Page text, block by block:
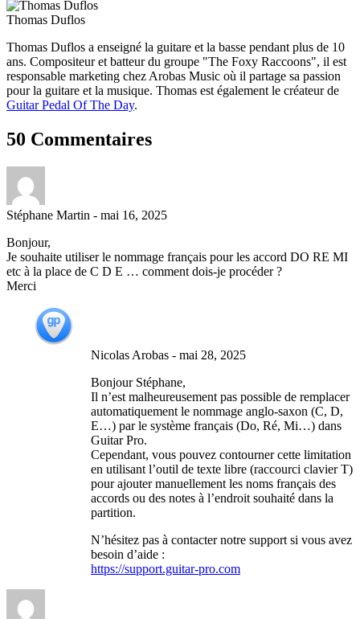
Thomas Duflos
Thomas Duflos a enseigné la guitare et la basse pendant plus de 10
ans. Compositeur et batteur du groupe "The Foxy Raccoons", il est
responsable marketing chez Arobas Music où il partage sa passion
pour la guitare et la musique. Thomas est également le créateur de
Guitar Pedal Of The Day.
50 Commentaires
Stéphane Martin - mai 16, 2025
Bonjour,
Je souhaite utiliser le nommage français pour les accord DO RE MI
etc à la place de C D E … comment dois-je procéder ?
Merci
Nicolas Arobas - mai 28, 2025
Bonjour Stéphane,
Il n’est malheureusement pas possible de remplacer
automatiquement le nommage anglo-saxon (C, D,
E…) par le système français (Do, Ré, Mi…) dans
Guitar Pro.
Cependant, vous pouvez contourner cette limitation
en utilisant l’outil de texte libre (raccourci clavier T)
pour ajouter manuellement les noms français des
accords ou des notes à l’endroit souhaité dans la
partition.
N’hésitez pas à contacter notre support si vous avez
besoin d’aide :
https://support.guitar-pro.com